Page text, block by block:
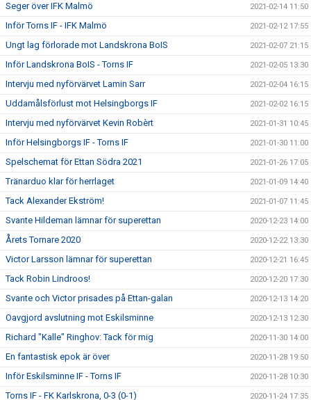
Seger över IFK Malmö 2021-02-14 11:50
Inför Torns IF - IFK Malmö 2021-02-12 17:55
Ungt lag förlorade mot Landskrona BoIS 2021-02-07 21:15
Inför Landskrona BoIS - Torns IF 2021-02-05 13:30
Intervju med nyförvärvet Lamin Sarr 2021-02-04 16:15
Uddamålsförlust mot Helsingborgs IF 2021-02-02 16:15
Intervju med nyförvärvet Kevin Robèrt 2021-01-31 10:45
Inför Helsingborgs IF - Torns IF 2021-01-30 11:00
Spelschemat för Ettan Södra 2021 2021-01-26 17:05
Tränarduo klar för herrlaget 2021-01-09 14:40
Tack Alexander Ekström! 2021-01-07 11:45
Svante Hildeman lämnar för superettan 2020-12-23 14:00
Årets Tornare 2020 2020-12-22 13:30
Victor Larsson lämnar för superettan 2020-12-21 16:45
Tack Robin Lindroos! 2020-12-20 17:30
Svante och Victor prisades på Ettan-galan 2020-12-13 14:20
Oavgjord avslutning mot Eskilsminne 2020-12-13 12:30
Richard "Kalle" Ringhov: Tack för mig 2020-11-30 14:00
En fantastisk epok är över 2020-11-28 19:50
Inför Eskilsminne IF - Torns IF 2020-11-28 10:30
Torns IF - FK Karlskrona, 0-3 (0-1) 2020-11-24 17:35